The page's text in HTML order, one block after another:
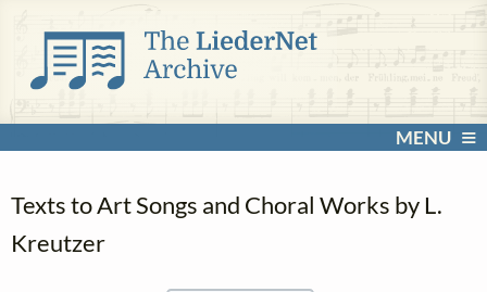
MENU
Texts to Art Songs and Choral Works by L.
Kreutzer